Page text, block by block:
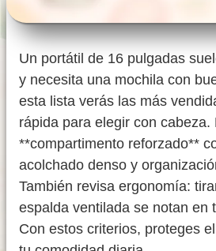
Un portátil de 16 pulgadas
y necesita una mochila con
esta lista verás las más
rápida para elegir con cabeza.
**compartimento reforzado**
acolchado denso y
También revisa ergonomía:
espalda ventilada se notan en
Con estos criterios, proteges